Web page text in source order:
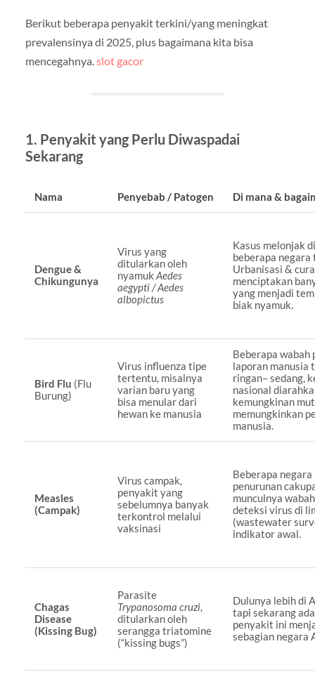
Berikut beberapa penyakit terkini/yang meningkat
prevalensinya di 2025, plus bagaimana kita bisa
mencegahnya. slot gacor
1. Penyakit yang Perlu Diwaspadai
Sekarang
Nama Penyebab / Patogen Di mana &
Dengue &
Chikungunya
Virus yang
ditularkan oleh
nyamukAedes
aegypti / Aedes
albopictus
Kasus melonjak
beberapa negara
Urbanisasi &
menciptakan
yang menjadi
biak nyamuk.
Bird Flu (Flu
Burung)
Virus influenza tipe
tertentu, misalnya
varian baru yang
bisa menular dari
hewan ke manusia
Beberapa wabah
laporan manusia
ringan– sedang,
nasional
kemungkinan
memungkinkan
manusia.
Measles
(Campak)
Virus campak,
penyakit yang
sebelumnya banyak
terkontrol melalui
vaksinasi
Beberapa
penurunan
munculnya
deteksi virus di
(wastewater
indikator awal.
Chagas
Disease
(Kissing Bug)
Parasite
Trypanosoma cruzi,
ditularkan oleh
serangga triatomine
(“kissing bugs”)
Dulunya lebih di
tapi sekarang
penyakit ini
sebagian negara